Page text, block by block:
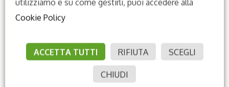
I Dati Personali raccolti per scopi
contratto tra il Titolare e l’Utente
saranno trattenuti sino a quando sia
completata l’esecuzione di tale
utilizziamo e su come gestirli, puoi accedere alla
Cookie Policy
ACCETTA TUTTI RIFIUTA SCEGLI
CHIUDI